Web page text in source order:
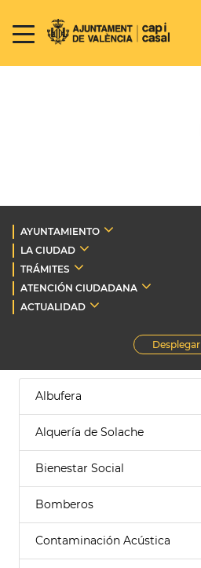
AYUNTAMIENTO
LA CIUDAD
TRÁMITES
ATENCIÓN CIUDADANA
ACTUALIDAD
Desplegar
Albufera
Alquería de Solache
Bienestar Social
Bomberos
Contaminación Acústica